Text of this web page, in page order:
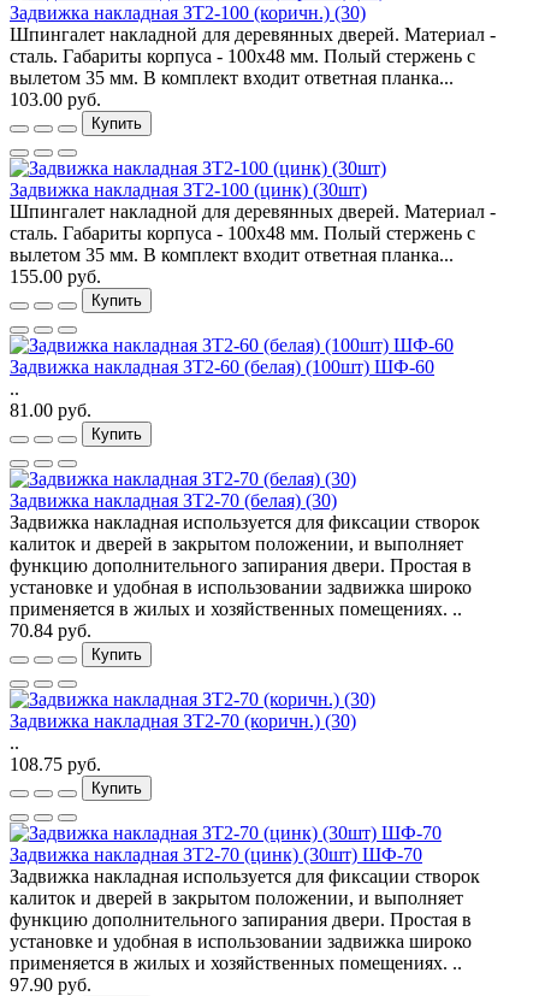
Задвижка накладная ЗТ2-100 (коричн.) (30)
Шпингалет накладной для деревянных дверей. Материал -
сталь. Габариты корпуса - 100х48 мм. Полый стержень с
вылетом 35 мм. В комплект входит ответная планка...
103.00 руб.
Купить
Задвижка накладная ЗТ2-100 (цинк) (30шт)
Шпингалет накладной для деревянных дверей. Материал -
сталь. Габариты корпуса - 100х48 мм. Полый стержень с
вылетом 35 мм. В комплект входит ответная планка...
155.00 руб.
Купить
Задвижка накладная ЗТ2-60 (белая) (100шт) ШФ-60
..
81.00 руб.
Купить
Задвижка накладная ЗТ2-70 (белая) (30)
Задвижка накладная используется для фиксации створок
калиток и дверей в закрытом положении, и выполняет
функцию дополнительного запирания двери. Простая в
установке и удобная в использовании задвижка широко
применяется в жилых и хозяйственных помещениях. ..
70.84 руб.
Купить
Задвижка накладная ЗТ2-70 (коричн.) (30)
..
108.75 руб.
Купить
Задвижка накладная ЗТ2-70 (цинк) (30шт) ШФ-70
Задвижка накладная используется для фиксации створок
калиток и дверей в закрытом положении, и выполняет
функцию дополнительного запирания двери. Простая в
установке и удобная в использовании задвижка широко
применяется в жилых и хозяйственных помещениях. ..
97.90 руб.